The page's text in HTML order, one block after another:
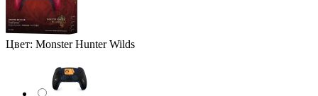
Цвет: Monster Hunter Wilds